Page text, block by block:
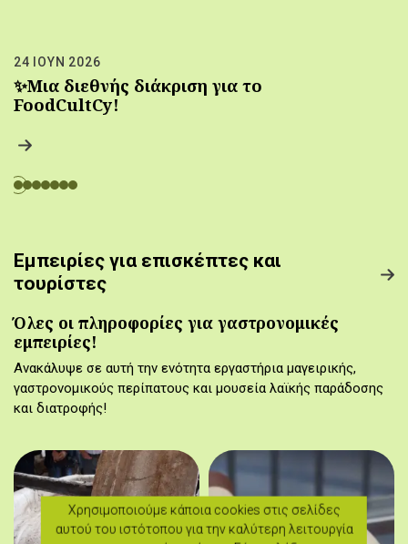
24 ΙΟΥΝ 2026
✨Μια διεθνής διάκριση για το
FoodCultCy!
Εμπειρίες για επισκέπτες και
τουρίστες
Όλες οι πληροφορίες για γαστρονομικές
εμπειρίες!
Ανακάλυψε σε αυτή την ενότητα εργαστήρια μαγειρικής,
γαστρονομικούς περίπατους και μουσεία λαϊκής παράδοσης
και διατροφής!
Χρησιμοποιούμε κάποια cookies στις σελίδες
αυτού του ιστότοπου για την καλύτερη λειτουργία